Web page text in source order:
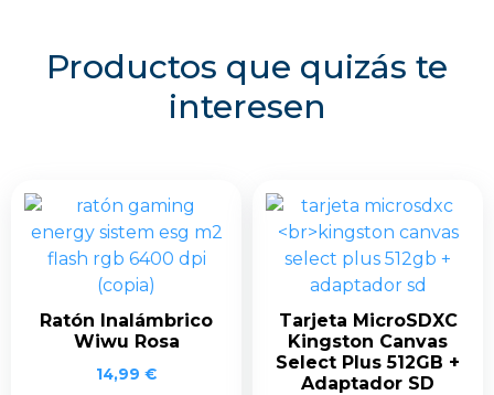
Productos que quizás te
interesen
Ratón Inalámbrico
Wiwu Rosa
14,99 €
Tarjeta MicroSDXC
Kingston Canvas
Select Plus 512GB +
Adaptador SD